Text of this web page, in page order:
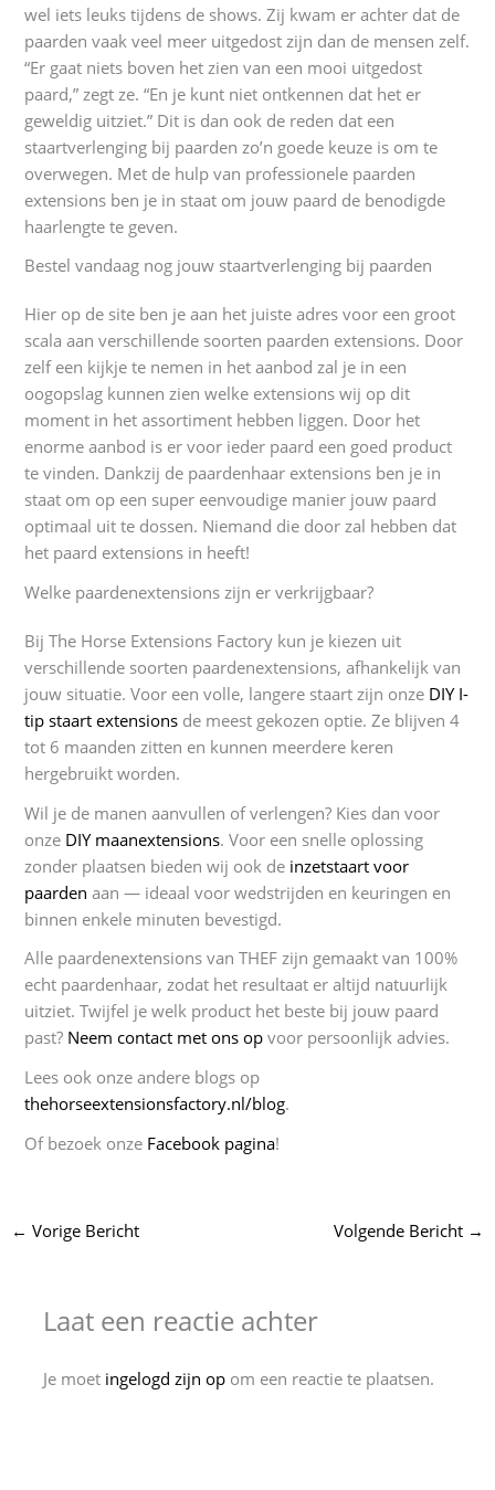
wel iets leuks tijdens de shows. Zij kwam er achter dat de
paarden vaak veel meer uitgedost zijn dan de mensen zelf.
“Er gaat niets boven het zien van een mooi uitgedost
paard,” zegt ze. “En je kunt niet ontkennen dat het er
geweldig uitziet.” Dit is dan ook de reden dat een
staartverlenging bij paarden zo’n goede keuze is om te
overwegen. Met de hulp van professionele paarden
extensions ben je in staat om jouw paard de benodigde
haarlengte te geven.
Bestel vandaag nog jouw staartverlenging bij paarden
Hier op de site ben je aan het juiste adres voor een groot
scala aan verschillende soorten paarden extensions. Door
zelf een kijkje te nemen in het aanbod zal je in een
oogopslag kunnen zien welke extensions wij op dit
moment in het assortiment hebben liggen. Door het
enorme aanbod is er voor ieder paard een goed product
te vinden. Dankzij de paardenhaar extensions ben je in
staat om op een super eenvoudige manier jouw paard
optimaal uit te dossen. Niemand die door zal hebben dat
het paard extensions in heeft!
Welke paardenextensions zijn er verkrijgbaar?
Bij The Horse Extensions Factory kun je kiezen uit
verschillende soorten paardenextensions, afhankelijk van
jouw situatie. Voor een volle, langere staart zijn onze DIY I-
tip staart extensions de meest gekozen optie. Ze blijven 4
tot 6 maanden zitten en kunnen meerdere keren
hergebruikt worden.
Wil je de manen aanvullen of verlengen? Kies dan voor
onze DIY maanextensions. Voor een snelle oplossing
zonder plaatsen bieden wij ook de inzetstaart voor
paarden aan — ideaal voor wedstrijden en keuringen en
binnen enkele minuten bevestigd.
Alle paardenextensions van THEF zijn gemaakt van 100%
echt paardenhaar, zodat het resultaat er altijd natuurlijk
uitziet. Twijfel je welk product het beste bij jouw paard
past? Neem contact met ons op voor persoonlijk advies.
Lees ook onze andere blogs op
thehorseextensionsfactory.nl/blog.
Of bezoek onze Facebook pagina!
← Vorige Bericht Volgende Bericht →
Laat een reactie achter
Je moet ingelogd zijn op om een reactie te plaatsen.